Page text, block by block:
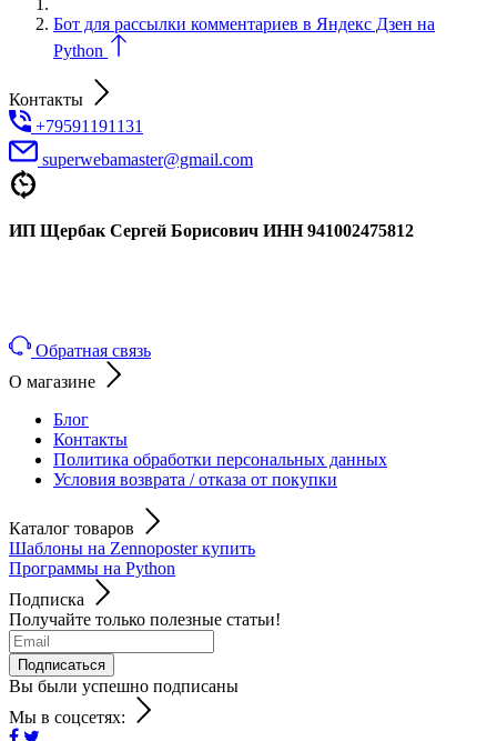
Бот для рассылки комментариев в Яндекс Дзен на
Python
Контакты
+79591191131
superwebamaster@gmail.com
ИП Щербак Сергей Борисович ИНН 941002475812
Обратная связь
О магазине
Блог
Контакты
Политика обработки персональных данных
Условия возврата / отказа от покупки
Каталог товаров
Шаблоны на Zennoposter купить
Программы на Python
Подписка
Получайте только полезные статьи!
Подписаться
Вы были успешно подписаны
Мы в соцсетях: